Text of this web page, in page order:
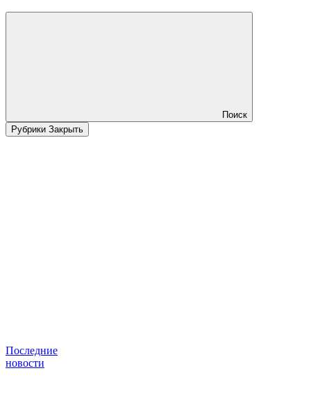
Поиск
Рубрики Закрыть
Последние
новости